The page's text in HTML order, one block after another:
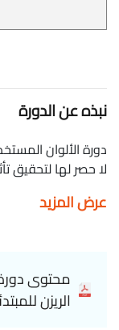
نبذه عن الدورة
دورة الألوان
لا حصر لها لتحقيق
على أصباغ سائلة،
فتُستخدم لتحقيق
الكحولية لإحداث
تضفي لمعانًا
عرض المزيد
محتوى
الريزن